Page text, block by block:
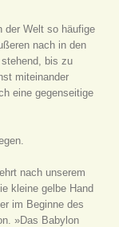
der Welt so häufige
nach in den
bis zu
miteinander
eine gegenseitige
nach unserem
kleine gelbe Hand
im Beginne des
»Das Babylon